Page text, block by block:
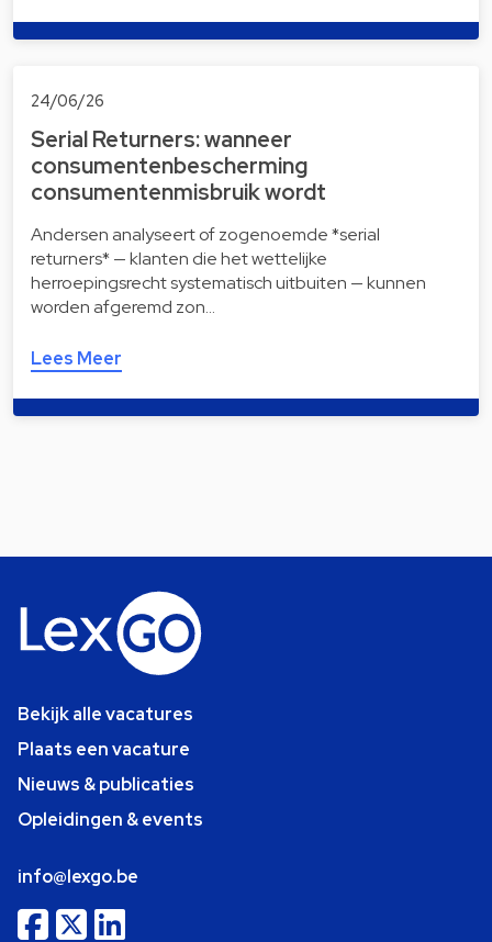
24/06/26
Serial Returners: wanneer
consumentenbescherming
consumentenmisbruik wordt
Andersen analyseert of zogenoemde *serial
returners* — klanten die het wettelijke
herroepingsrecht systematisch uitbuiten — kunnen
worden afgeremd zon…
Lees Meer
Bekijk alle vacatures
Plaats een vacature
Nieuws & publicaties
Opleidingen & events
info@lexgo.be